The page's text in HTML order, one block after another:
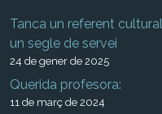
Tanca un referent
un segle de servei
24 de gener de 2025
Querida profesora:
11 de març de 2024